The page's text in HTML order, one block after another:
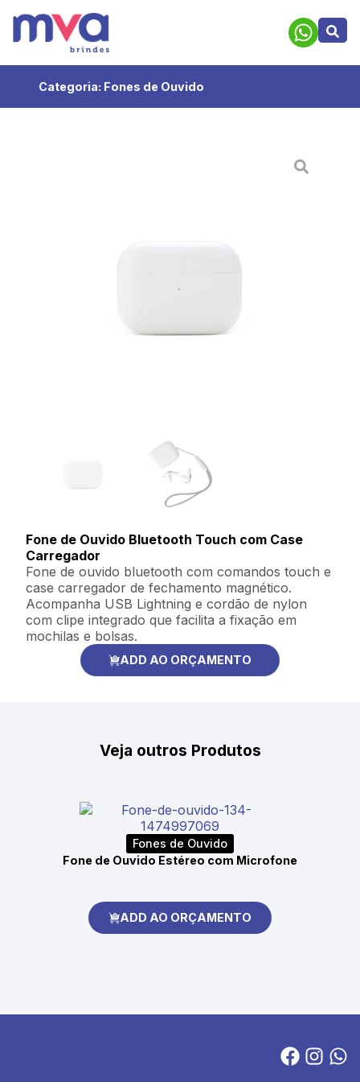
Categoria: Fones de Ouvido
Fone de Ouvido Bluetooth Touch com Case
Carregador
Fone de ouvido bluetooth com comandos touch e
case carregador de fechamento magnético.
Acompanha USB Lightning e cordão de nylon
com clipe integrado que facilita a fixação em
mochilas e bolsas.
ADD AO ORÇAMENTO
Veja outros Produtos
Fones de Ouvido
Fone de Ouvido Estéreo com Microfone
ADD AO ORÇAMENTO